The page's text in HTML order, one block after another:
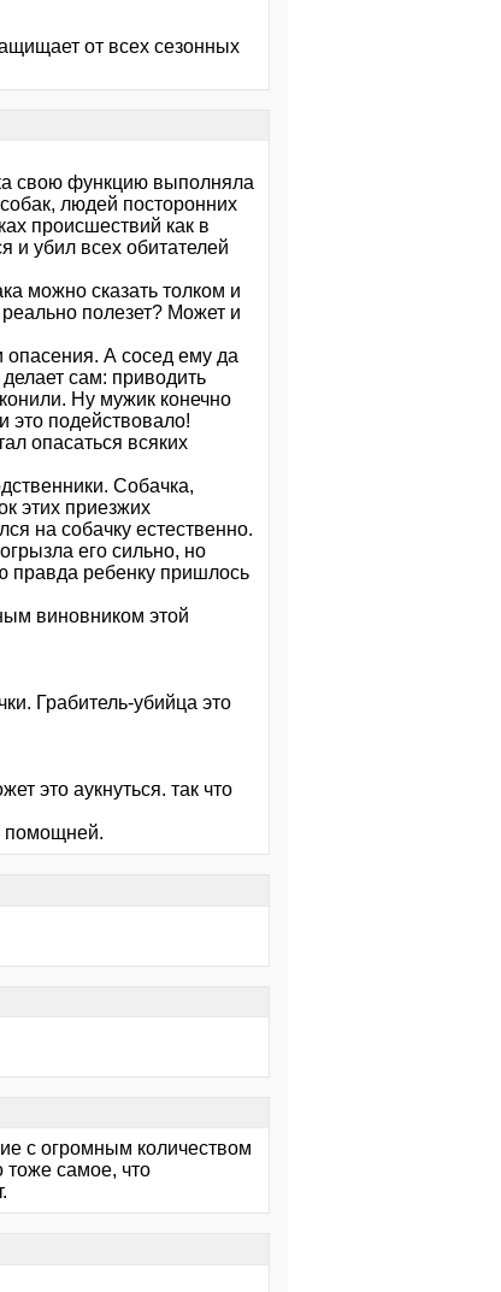
от всех сезонных
свою функцию выполняла
людей посторонних
происшествий как в
и убил всех обитателей
можно сказать толком и
полезет? Может и
опасения. А сосед ему да
сам: приводить
Ну мужик конечно
это подействовало!
опасаться всяких
Собачка,
этих приезжих
на собачку естественно.
его сильно, но
правда ребенку пришлось
виновником этой
Грабитель-убийца это
это аукнуться. так что
помощней.
с огромным количеством
тоже самое, что